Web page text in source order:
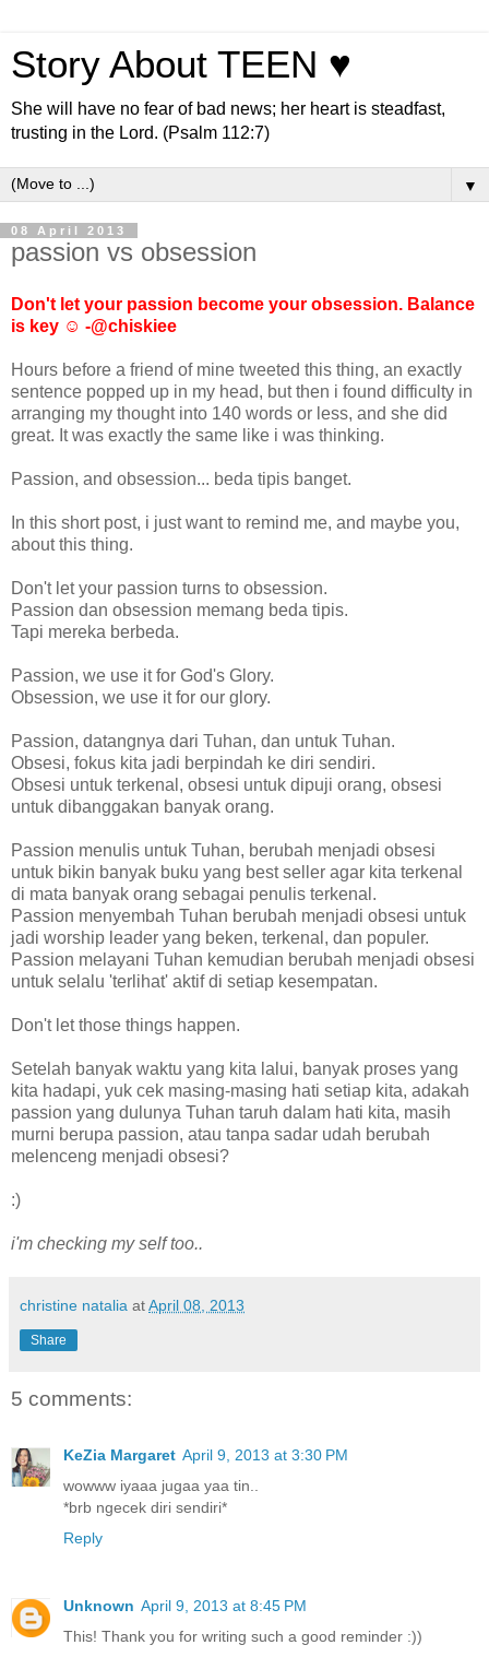
Story About TEEN ♥
She will have no fear of bad news; her heart is steadfast,
trusting in the Lord. (Psalm 112:7)
▼
08 April 2013
passion vs obsession
Don't let your passion become your obsession. Balance
is key ☺ -@chiskiee
Hours before a friend of mine tweeted this thing, an exactly
sentence popped up in my head, but then i found difficulty in
arranging my thought into 140 words or less, and she did
great. It was exactly the same like i was thinking.
Passion, and obsession... beda tipis banget.
In this short post, i just want to remind me, and maybe you,
about this thing.
Don't let your passion turns to obsession.
Passion dan obsession memang beda tipis.
Tapi mereka berbeda.
Passion, we use it for God's Glory.
Obsession, we use it for our glory.
Passion, datangnya dari Tuhan, dan untuk Tuhan.
Obsesi, fokus kita jadi berpindah ke diri sendiri.
Obsesi untuk terkenal, obsesi untuk dipuji orang, obsesi
untuk dibanggakan banyak orang.
Passion menulis untuk Tuhan, berubah menjadi obsesi
untuk bikin banyak buku yang best seller agar kita terkenal
di mata banyak orang sebagai penulis terkenal.
Passion menyembah Tuhan berubah menjadi obsesi untuk
jadi worship leader yang beken, terkenal, dan populer.
Passion melayani Tuhan kemudian berubah menjadi obsesi
untuk selalu 'terlihat' aktif di setiap kesempatan.
Don't let those things happen.
Setelah banyak waktu yang kita lalui, banyak proses yang
kita hadapi, yuk cek masing-masing hati setiap kita, adakah
passion yang dulunya Tuhan taruh dalam hati kita, masih
murni berupa passion, atau tanpa sadar udah berubah
melenceng menjadi obsesi?
:)
i'm checking my self too..
christine natalia atApril 08, 2013
Share
5 comments:
KeZia Margaret April 9, 2013 at 3:30 PM
wowww iyaaa jugaa yaa tin..
*brb ngecek diri sendiri*
Reply
Unknown April 9, 2013 at 8:45 PM
This! Thank you for writing such a good reminder :))